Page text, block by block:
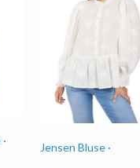
Jensen Bluse ·